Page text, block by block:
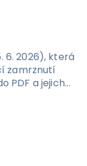
6. 2026), která
zamrznutí
PDF a jejich